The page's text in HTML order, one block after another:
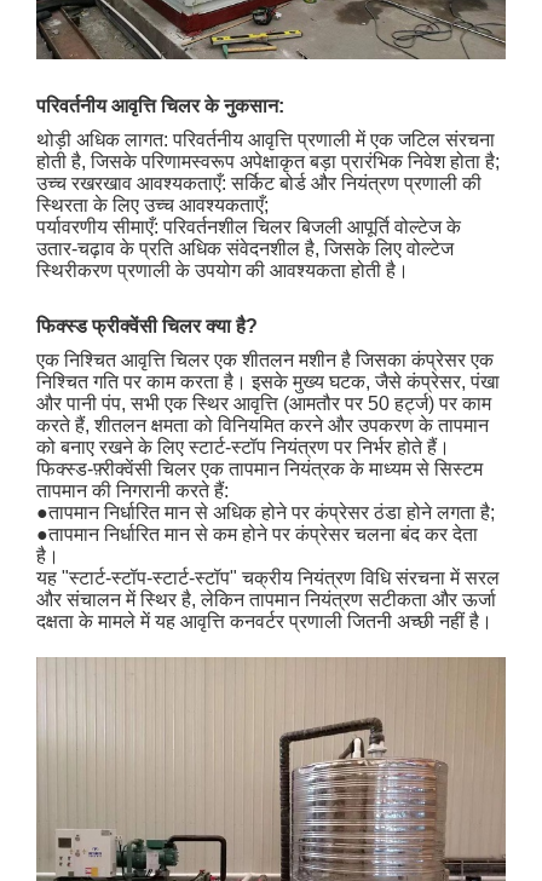
परिवर्तनीय आवृत्ति चिलर के नुकसान:
थोड़ी अधिक लागत: परिवर्तनीय आवृत्ति प्रणाली में एक जटिल संरचना
होती है, जिसके परिणामस्वरूप अपेक्षाकृत बड़ा प्रारंभिक निवेश होता है;
उच्च रखरखाव आवश्यकताएँ: सर्किट बोर्ड और नियंत्रण प्रणाली की
स्थिरता के लिए उच्च आवश्यकताएँ;
पर्यावरणीय सीमाएँ: परिवर्तनशील चिलर बिजली आपूर्ति वोल्टेज के
उतार-चढ़ाव के प्रति अधिक संवेदनशील है, जिसके लिए वोल्टेज
स्थिरीकरण प्रणाली के उपयोग की आवश्यकता होती है।
फिक्स्ड फ्रीक्वेंसी चिलर क्या है?
एक निश्चित आवृत्ति चिलर एक शीतलन मशीन है जिसका कंप्रेसर एक
निश्चित गति पर काम करता है। इसके मुख्य घटक, जैसे कंप्रेसर, पंखा
और पानी पंप, सभी एक स्थिर आवृत्ति (आमतौर पर 50 हर्ट्ज) पर काम
करते हैं, शीतलन क्षमता को विनियमित करने और उपकरण के तापमान
को बनाए रखने के लिए स्टार्ट-स्टॉप नियंत्रण पर निर्भर होते हैं।
फिक्स्ड-फ़्रीक्वेंसी चिलर एक तापमान नियंत्रक के माध्यम से सिस्टम
तापमान की निगरानी करते हैं:
●तापमान निर्धारित मान से अधिक होने पर कंप्रेसर ठंडा होने लगता है;
●तापमान निर्धारित मान से कम होने पर कंप्रेसर चलना बंद कर देता
है।
यह "स्टार्ट-स्टॉप-स्टार्ट-स्टॉप" चक्रीय नियंत्रण विधि संरचना में सरल
और संचालन में स्थिर है, लेकिन तापमान नियंत्रण सटीकता और ऊर्जा
दक्षता के मामले में यह आवृत्ति कनवर्टर प्रणाली जितनी अच्छी नहीं है।